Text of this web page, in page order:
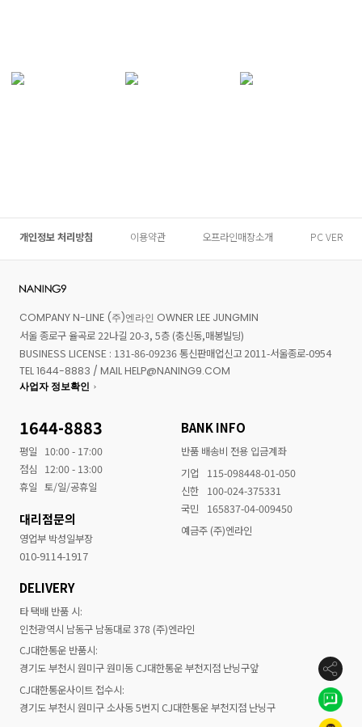
개인정보 처리방침 이용약관 오프라인매장소개 PC VER
COMPANY N-LINE (주)엔라인 OWNER LEE JUNGMIN
서울 종로구 율곡로 22나길 20-3, 5층 (충신동,매봉빌딩)
BUSINESS LICENSE : 131-86-09236 통신판매업신고 2011-서울종로-0954
TEL 1644-8883 / MAIL HELP@NANING9.COM
사업자 정보확인
1644-8883
평일
10:00 - 17:00
점심
12:00 - 13:00
휴일 토/일/공휴일
대리점문의
영업부 박성일부장
010-9114-1917
BANK INFO
반품 배송비 전용 입금계좌
기업
115-098448-01-050
신한
100-024-375331
국민
165837-04-009450
예금주 (주)엔라인
DELIVERY
타 택배 반품 시:
인천광역시 남동구 남동대로 378 (주)엔라인
CJ대한통운 반품시:
경기도 부천시 원미구 원미동 CJ대한통운 부천지점 난닝구앞
CJ대한통운사이트 접수시:
경기도 부천시 원미구 소사동 5번지 CJ대한통운 부천지점 난닝구